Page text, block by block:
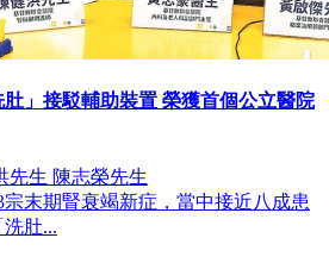
」接駁輔助裝置 榮獲首個公立醫院
先生 陳志榮先生
宗末期腎衰竭新症，當中接近八成患
肚...